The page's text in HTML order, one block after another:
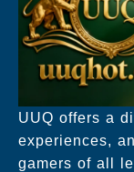
UUQ offers a
experiences,
gamers of all